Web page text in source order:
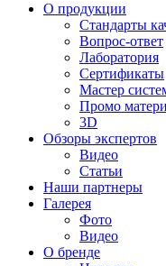
О продукции
Стандарты
Вопрос-ответ
Лаборатория
Сертификаты
Мастер
Промо
3D
Обзоры экспертов
Видео
Статьи
Наши партнеры
Галерея
Фото
Видео
О бренде